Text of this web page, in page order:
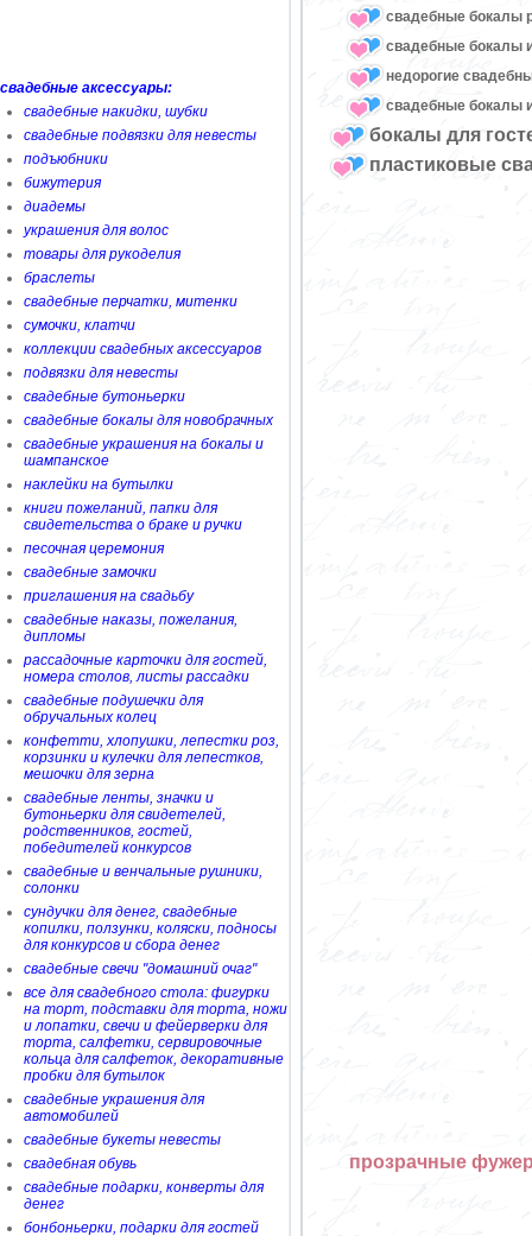
свадебные аксессуары:
свадебные накидки, шубки
свадебные подвязки для невесты
подъюбники
бижутерия
диадемы
украшения для волос
товары для рукоделия
браслеты
свадебные перчатки, митенки
сумочки, клатчи
коллекции свадебных аксессуаров
подвязки для невесты
свадебные бутоньерки
свадебные бокалы для новобрачных
свадебные украшения на бокалы и
шампанское
наклейки на бутылки
книги пожеланий, папки для
свидетельства о браке и ручки
песочная церемония
свадебные замочки
приглашения на свадьбу
свадебные наказы, пожелания,
дипломы
рассадочные карточки для гостей,
номера столов, листы рассадки
свадебные подушечки для
обручальных колец
конфетти, хлопушки, лепестки роз,
корзинки и кулечки для лепестков,
мешочки для зерна
свадебные ленты, значки и
бутоньерки для свидетелей,
родственников, гостей,
победителей конкурсов
свадебные и венчальные рушники,
солонки
сундучки для денег, свадебные
копилки, ползунки, коляски, подносы
для конкурсов и сбора денег
свадебные свечи "домашний очаг"
все для свадебного стола: фигурки
на торт, подставки для торта, ножи
и лопатки, свечи и фейерверки для
торта, салфетки, сервировочные
кольца для салфеток, декоративные
пробки для бутылок
свадебные украшения для
автомобилей
свадебные букеты невесты
свадебная обувь
свадебные подарки, конверты для
денег
бонбоньерки, подарки для гостей
свадебные бокалы
свадебные бокалы
недорогие
свадебные бокалы
бокалы для
пластиковые
прозрачные